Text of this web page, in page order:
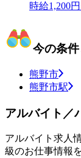
時給1,200
今の条
熊野市
熊野市駅
アルバイト／
アルバイト求人
級のお仕事情報